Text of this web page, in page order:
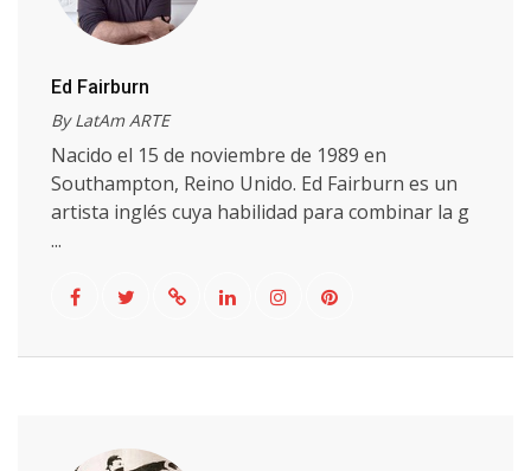
Ed Fairburn
By LatAm ARTE
Nacido el 15 de noviembre de 1989 en
Southampton, Reino Unido. Ed Fairburn es un
artista inglés cuya habilidad para combinar la g
...